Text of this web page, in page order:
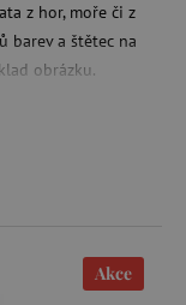
z hor, moře či z
barev a štětec na
obrázku.
Akce